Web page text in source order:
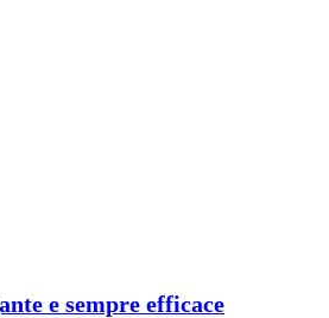
e sempre efficace